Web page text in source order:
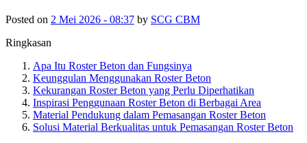
Posted on 2 Mei 2026 - 08:37 by SCG CBM
Ringkasan
Apa Itu Roster Beton dan Fungsinya
Keunggulan Menggunakan Roster Beton
Kekurangan Roster Beton yang Perlu Diperhatikan
Inspirasi Penggunaan Roster Beton di Berbagai Area
Material Pendukung dalam Pemasangan Roster Beton
Solusi Material Berkualitas untuk Pemasangan Roster Beton